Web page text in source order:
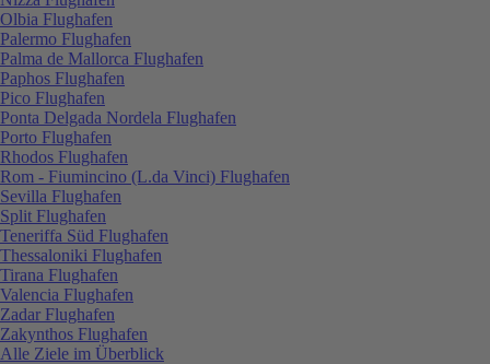
Olbia Flughafen
Palermo Flughafen
Palma de Mallorca Flughafen
Paphos Flughafen
Pico Flughafen
Ponta Delgada Nordela Flughafen
Porto Flughafen
Rhodos Flughafen
Rom - Fiumincino (L.da Vinci) Flughafen
Sevilla Flughafen
Split Flughafen
Teneriffa Süd Flughafen
Thessaloniki Flughafen
Tirana Flughafen
Valencia Flughafen
Zadar Flughafen
Zakynthos Flughafen
Alle Ziele im Überblick